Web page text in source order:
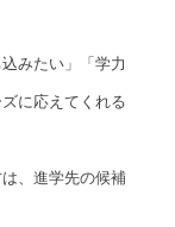
みたい」「学力
に応えてくれる
、進学先の候補